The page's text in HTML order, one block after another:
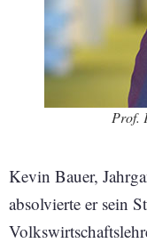
Prof.
Kevin Bauer,
absolvierte er sein